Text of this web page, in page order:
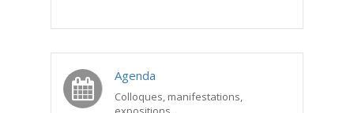
Agenda
Colloques, manifestations,